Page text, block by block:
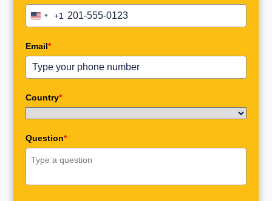
United
+1
+1
Email*
Country*
Question*